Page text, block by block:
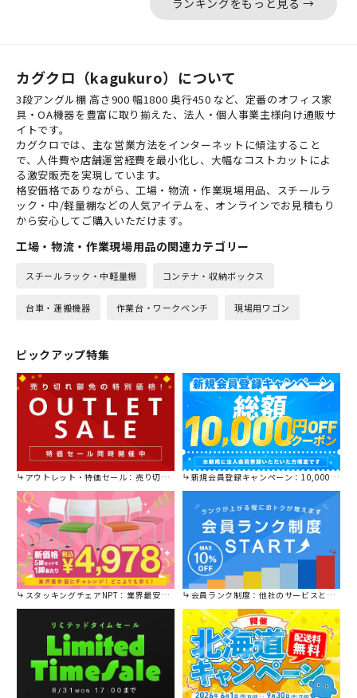
ランキングをもっと見る →
カグクロ（kagukuro）について
3段アングル棚 高さ900 幅1800 奥行450 など、定番のオフィス家
具・OA機器を豊富に取り揃えた、法人・個人事業主様向け通販サ
イトです。
カグクロでは、主な営業方法をインターネットに傾注すること
で、人件費や店舗運営経費を最小化し、大幅なコストカットによ
る激安販売を実現しています。
格安価格でありながら、工場・物流・作業現場用品、スチールラ
ック・中/軽量棚などの人気アイテムを、オンラインでお見積もり
から安心してご購入いただけます。
工場・物流・作業現場用品の関連カテゴリー
スチールラック・中軽量棚 コンテナ・収納ボックス
台車・運搬機器 作業台・ワークベンチ 現場用ワゴン
ピックアップ特集
アウトレット・特価セール：売り切れ御免の特別価格！ 新規会員登録キャンペーン：10,000円OFFクーポン進呈中！
スタッキングチェアNPT：業界最安値に挑戦！ 会員ランク制度：他社のサービスと比較してください。